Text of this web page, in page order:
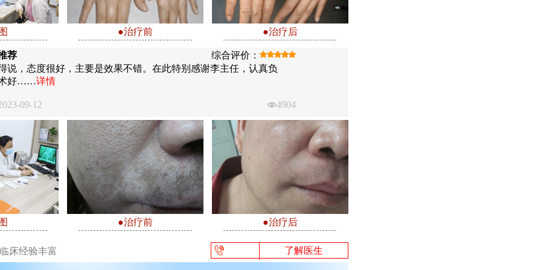
●治疗前 ●治疗后
荐
综合评价：
说，态度很好，主要是效果不错。在此特别感谢李主任，认真负
好……详情
09-12 4904
●治疗前 ●治疗后
床经验丰富 了解医生